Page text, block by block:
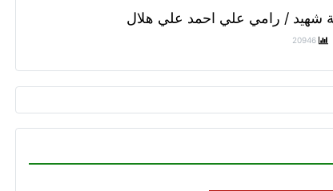
شهيد / رامي علي احمد علي هلال
20946